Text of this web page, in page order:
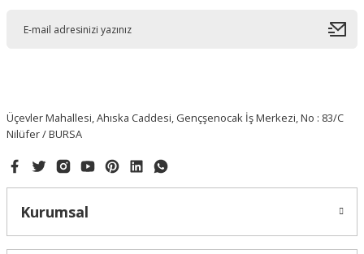
Üçevler Mahallesi, Ahıska Caddesi, Gençşenocak İş Merkezi, No : 83/C
Nilüfer / BURSA
Kurumsal